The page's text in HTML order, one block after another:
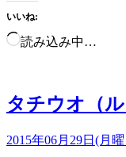
いいね:
読み込み中…
タチウオ（ル
2015年06月29日(月